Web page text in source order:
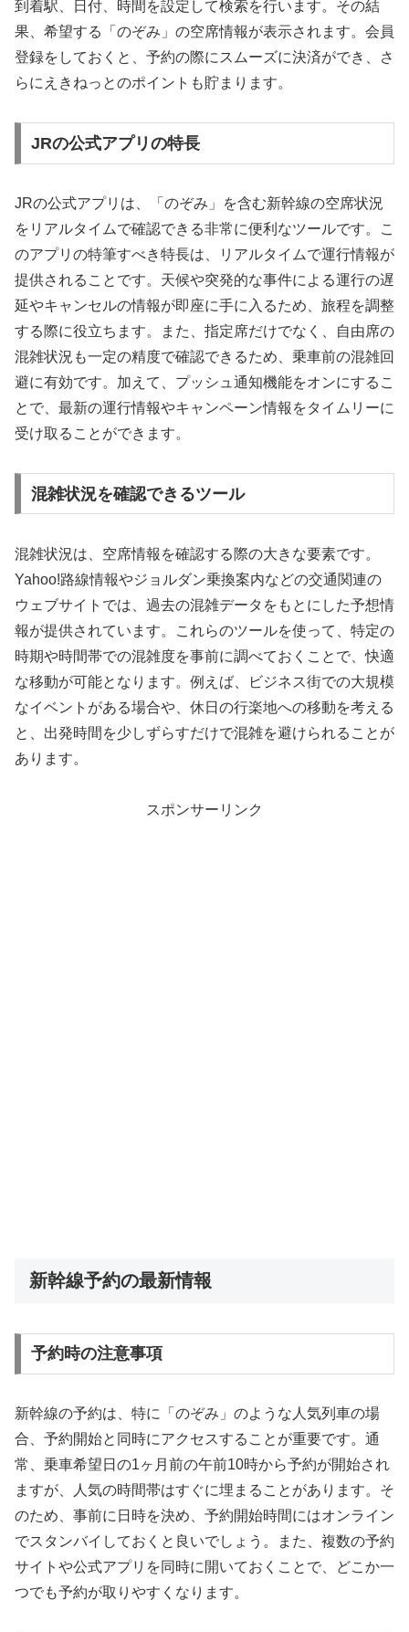
到着駅、日付、時間を設定して検索を行います。その結
果、希望する「のぞみ」の空席情報が表示されます。会員
登録をしておくと、予約の際にスムーズに決済ができ、さ
らにえきねっとのポイントも貯まります。
JRの公式アプリの特長
JRの公式アプリは、「のぞみ」を含む新幹線の空席状況
をリアルタイムで確認できる非常に便利なツールです。こ
のアプリの特筆すべき特長は、リアルタイムで運行情報が
提供されることです。天候や突発的な事件による運行の遅
延やキャンセルの情報が即座に手に入るため、旅程を調整
する際に役立ちます。また、指定席だけでなく、自由席の
混雑状況も一定の精度で確認できるため、乗車前の混雑回
避に有効です。加えて、プッシュ通知機能をオンにするこ
とで、最新の運行情報やキャンペーン情報をタイムリーに
受け取ることができます。
混雑状況を確認できるツール
混雑状況は、空席情報を確認する際の大きな要素です。
Yahoo!路線情報やジョルダン乗換案内などの交通関連の
ウェブサイトでは、過去の混雑データをもとにした予想情
報が提供されています。これらのツールを使って、特定の
時期や時間帯での混雑度を事前に調べておくことで、快適
な移動が可能となります。例えば、ビジネス街での大規模
なイベントがある場合や、休日の行楽地への移動を考える
と、出発時間を少しずらすだけで混雑を避けられることが
あります。
スポンサーリンク
新幹線予約の最新情報
予約時の注意事項
新幹線の予約は、特に「のぞみ」のような人気列車の場
合、予約開始と同時にアクセスすることが重要です。通
常、乗車希望日の1ヶ月前の午前10時から予約が開始され
ますが、人気の時間帯はすぐに埋まることがあります。そ
のため、事前に日時を決め、予約開始時間にはオンライン
でスタンバイしておくと良いでしょう。また、複数の予約
サイトや公式アプリを同時に開いておくことで、どこか一
つでも予約が取りやすくなります。